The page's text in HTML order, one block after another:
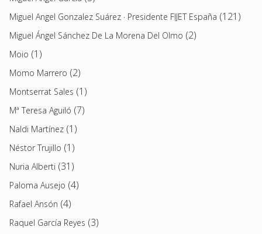
Miguel Angel Gonzalez Suárez · Presidente FIJET España (121)
Miguel Ángel Sánchez De La Morena Del Olmo (2)
Moio (1)
Momo Marrero (2)
Montserrat Sales (1)
Mª Teresa Aguiló (7)
Naldi Martínez (1)
Néstor Trujillo (1)
Nuria Alberti (31)
Paloma Ausejo (4)
Rafael Ansón (4)
Raquel García Reyes (3)